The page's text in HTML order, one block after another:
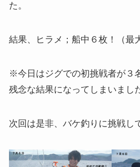
た。
結果、ヒラメ；船中６枚！（最
※今日はジグでの初挑戦者が３
残念な結果になってしまいまし
次回は是非、バケ釣りに挑戦し